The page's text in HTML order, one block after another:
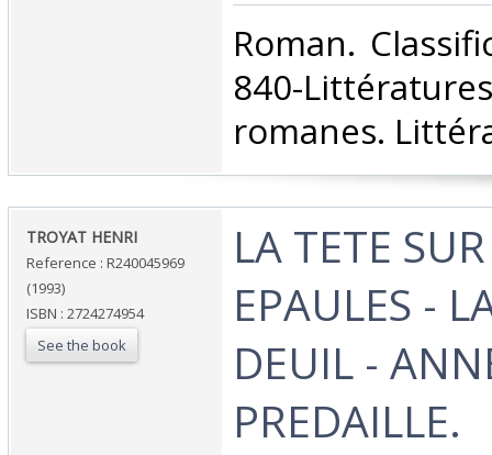
‎Roman.
840-
romanes.
‎TROYAT HENRI‎
Reference : R240045969
(1993)
ISBN : 2724274954
See the book
‎LA TETE
EPAULES -
DEUIL -
PREDAILLE.‎